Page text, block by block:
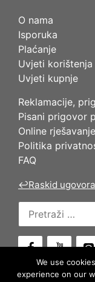
O nama
Isporuka
Plaćanje
Uvjeti korištenja
Uvjeti kupnje
Reklamacije,
Pisani prigovor
Online
Politika
FAQ
↩Raskid ugovora
Pretraži:
We use
experience on our